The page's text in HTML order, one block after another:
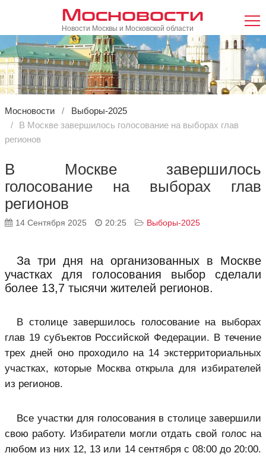
Мосновости
Новости Москвы и Московской области
Мосновости
Выборы-2025
В Москве завершилось голосование на выборах глав
регионов
В Москве завершилось
голосование на выборах глав
регионов
14 Сентября 2025 20:25 Выборы-2025
За три дня на организованных в Москве
участках для голосования выбор сделали
более 13,7 тысячи жителей регионов.
В столице завершилось голосование на выборах
глав 19 субъектов Российской Федерации. В течение
трех дней оно проходило на 14 экстерриториальных
участках, которые Москва открыла для избирателей
из регионов.
Все участки для голосования в столице завершили
свою работу. Избиратели могли отдать свой голос на
любом из них 12, 13 или 14 сентября с 08:00 до 20:00.